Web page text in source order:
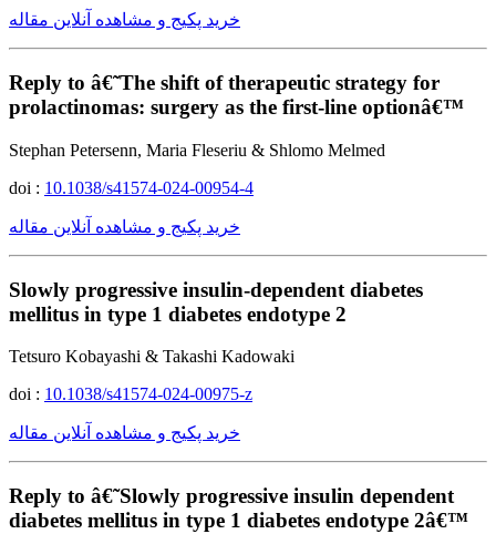
خرید پکیج و مشاهده آنلاین مقاله
Reply to â€˜The shift of therapeutic strategy for
prolactinomas: surgery as the first-line optionâ€™
Stephan Petersenn, Maria Fleseriu & Shlomo Melmed
doi : 10.1038/s41574-024-00954-4
خرید پکیج و مشاهده آنلاین مقاله
Slowly progressive insulin-dependent diabetes
mellitus in type 1 diabetes endotype 2
Tetsuro Kobayashi & Takashi Kadowaki
doi : 10.1038/s41574-024-00975-z
خرید پکیج و مشاهده آنلاین مقاله
Reply to â€˜Slowly progressive insulin dependent
diabetes mellitus in type 1 diabetes endotype 2â€™